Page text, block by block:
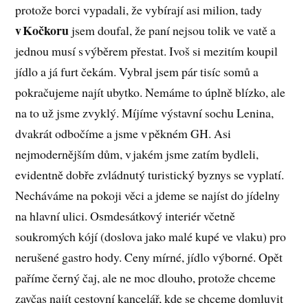
protože borci vypadali, že vybírají asi milion, tady
v Kočkorujsem doufal, že paní nejsou tolik ve vatě a
jednou musí s výběrem přestat. Ivoš si mezitím koupil
jídlo a já furt čekám. Vybral jsem pár tisíc somů a
pokračujeme najít ubytko. Nemáme to úplně blízko, ale
na to už jsme zvyklý. Míjíme výstavní sochu Lenina,
dvakrát odbočíme a jsme v pěkném GH. Asi
nejmodernějším dům, v jakém jsme zatím bydleli,
evidentně dobře zvládnutý turistický byznys se vyplatí.
Necháváme na pokoji věci a jdeme se najíst do jídelny
na hlavní ulici. Osmdesátkový interiér včetně
soukromých kójí (doslova jako malé kupé ve vlaku) pro
nerušené gastro hody. Ceny mírné, jídlo výborné. Opět
paříme černý čaj, ale ne moc dlouho, protože chceme
zavčas najít cestovní kancelář, kde se chceme domluvit